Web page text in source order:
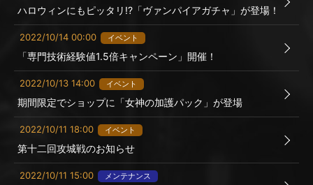
ハロウィンにもピッタリ!?「ヴァンパイアガチャ」が登場！
2022/10/14 00:00 イベント
「専門技術経験値1.5倍キャンペーン」開催！
2022/10/13 14:00 イベント
期間限定でショップに「女神の加護パック」が登場
2022/10/11 18:00 イベント
第十二回攻城戦のお知らせ
2022/10/11 15:00 メンテナンス